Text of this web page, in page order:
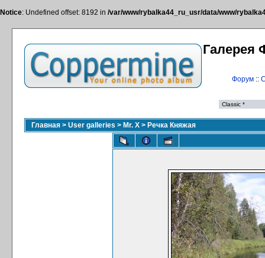
Notice: Undefined offset: 8192 in /var/www/rybalka44_ru_usr/data/www/
Галерея
Форум::
Главная > User galleries > Mr. X > Речка Княжая